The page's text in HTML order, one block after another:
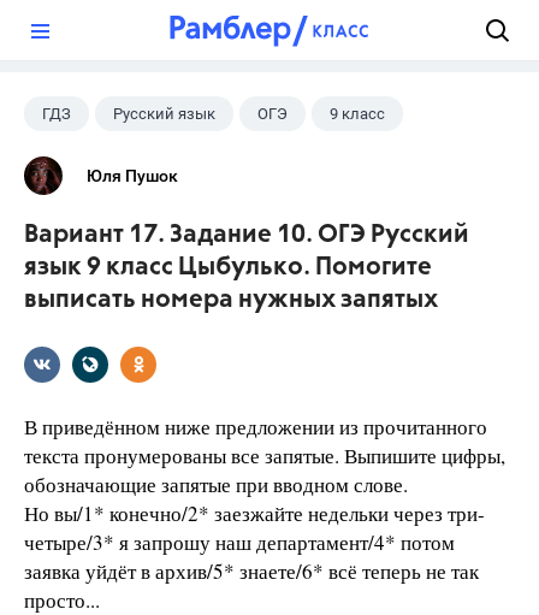
ГДЗ Русский язык ОГЭ 9 класс
+1
Юля Пушок
Вариант 17. Задание 10. ОГЭ Русский
язык 9 класс Цыбулько. Помогите
выписать номера нужных запятых
В приведённом ниже предложении из прочитанного
текста пронумерованы все запятые. Выпишите цифры,
обозначающие запятые при вводном слове.
Но вы/1* конечно/2* заезжайте недельки через три-
четыре/3* я запрошу наш департамент/4* потом
заявка уйдёт в архив/5* знаете/6* всё теперь не так
просто...